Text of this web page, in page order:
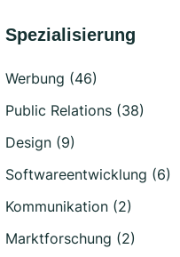
Spezialisierung
Werbung (46)
Public Relations (38)
Design (9)
Softwareentwicklung (6)
Kommunikation (2)
Marktforschung (2)